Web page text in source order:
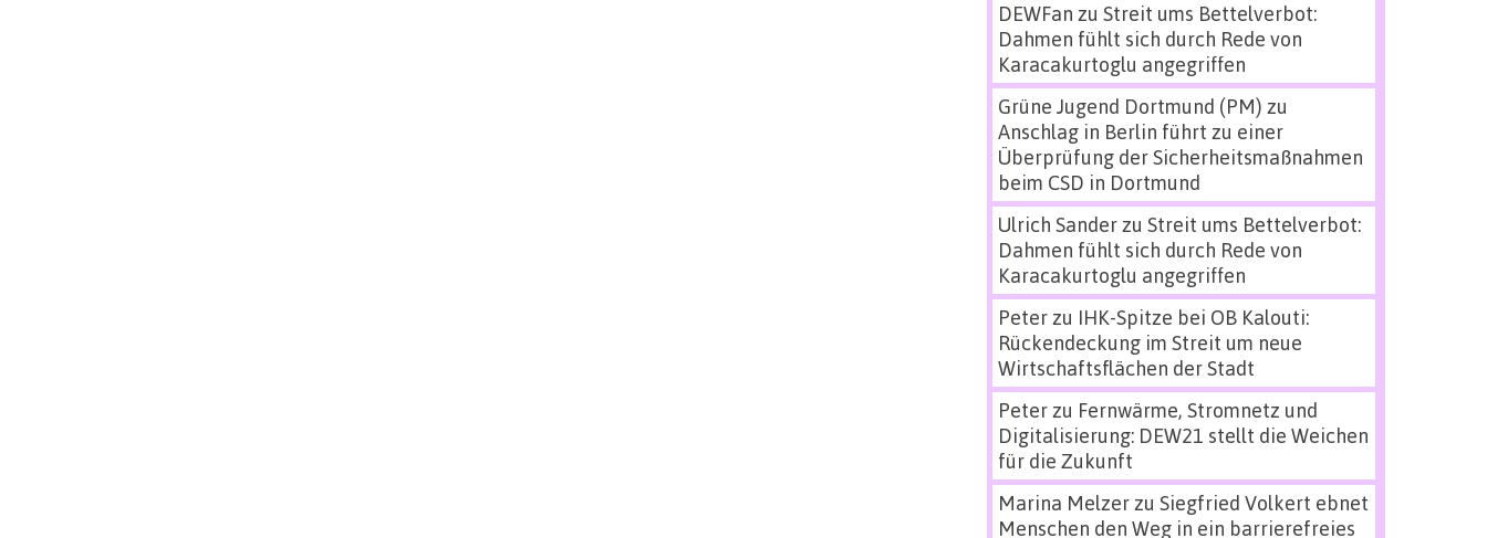
DEWFan zu Streit ums Bettelverbot:
Dahmen fühlt sich durch Rede von
Karacakurtoglu angegriffen
Grüne Jugend Dortmund (PM) zu
Anschlag in Berlin führt zu einer
Überprüfung der Sicherheitsmaßnahmen
beim CSD in Dortmund
Ulrich Sanderzu Streit ums Bettelverbot:
Dahmen fühlt sich durch Rede von
Karacakurtoglu angegriffen
Peterzu IHK-Spitze bei OB Kalouti:
Rückendeckung im Streit um neue
Wirtschaftsflächen der Stadt
Peterzu Fernwärme, Stromnetz und
Digitalisierung: DEW21 stellt die Weichen
für die Zukunft
Marina Melzerzu Siegfried Volkert ebnet
Menschen den Weg in ein barrierefreies